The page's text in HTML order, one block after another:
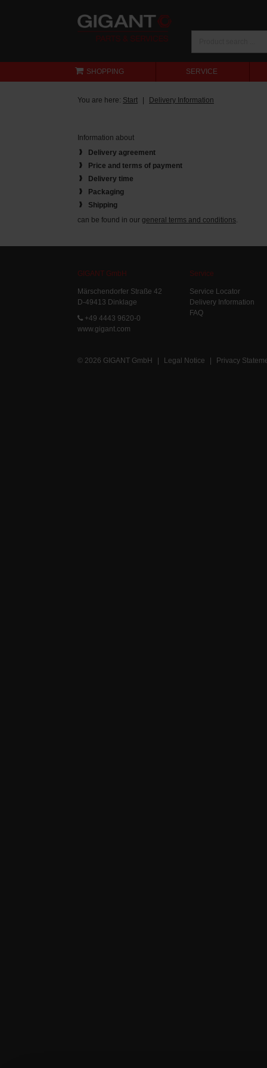
SHOPPING SERVICE
You are here: Start Delivery Information
Information about
Delivery agreement
Price and terms of payment
Delivery time
Packaging
Shipping
can be found in our general terms and conditions.
GIGANT GmbH
Märschendorfer Straße 42
D-49413 Dinklage
+49 4443 9620-0
www.gigant.com
Service
Service Locator
Delivery Information
FAQ
© 2026 GIGANT GmbH | Legal Notice | Privacy